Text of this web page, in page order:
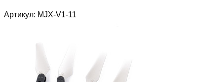
Артикул: MJX-V1-11